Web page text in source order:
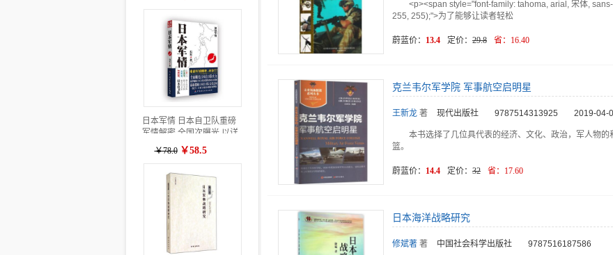
日本军情 日本自卫队重磅
军情解密,全国次曝光,以详
实、资料介绍日本陆、海、
空自卫队的战略思想演变、
能、军事基地等情况
￥78.0 ￥58.5
<p><span style="font-family: tahoma, arial, 宋体,
255, 255);">为了能够让读者轻松
蔚蓝价： 13.4 定价： 29.8 省： 16.40
克兰韦尔军学院 军事航空启明星
王新龙 著 现代出版社 9787514313925 2019-04-
本书选择了几位具代表的经济、文化、政治，军人物
篮。
蔚蓝价： 14.4 定价： 32 省： 17.60
日本海洋战略研究
修斌著 著 中国社会科学出版社 9787516187586